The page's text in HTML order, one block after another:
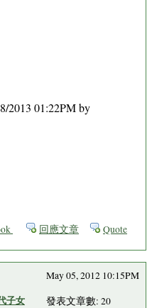
2013 01:22PM by
回應文章 Quote
子女
May 05, 2012 10:15PM
發表文章數: 20